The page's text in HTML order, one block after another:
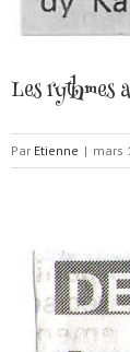
Les rythmes
Par Etienne | mars